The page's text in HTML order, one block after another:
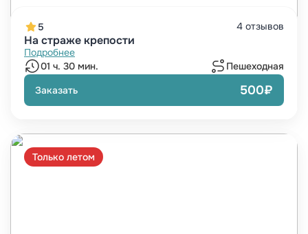
5 4 отзывов
На страже крепости
Подробнее
01 ч. 30 мин.
Пешеходная
Заказать
500₽
Только летом